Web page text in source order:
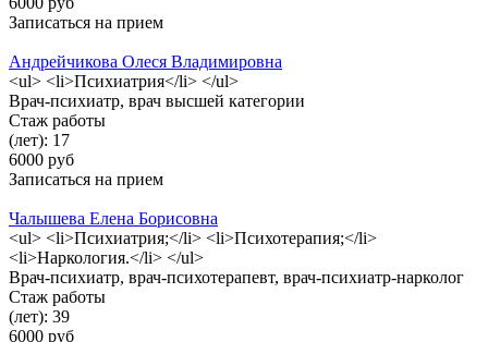
Записаться на прием
Андрейчикова Олеся Владимировна
<ul> <li>Психиатрия</li> </ul>
Врач-психиатр, врач высшей категории
Стаж работы
(лет): 17
6000 руб
Записаться на прием
Чалышева Елена Борисовна
<ul> <li>Психиатрия;</li> <li>Психотерапия;</li>
<li>Наркология.</li> </ul>
Врач-психиатр, врач-психотерапевт, врач-психиатр-нарколог
Стаж работы
(лет): 39
6000 руб